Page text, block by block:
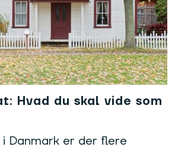
Hvad du skal vide som
Danmark er der flere